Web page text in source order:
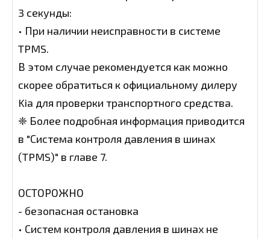
3 секунды:
• При наличии неисправности в системе
TPMS.
В этом случае рекомендуется как можно
скорее обратиться к официальному дилеру
Kia для проверки транспортного средства.
❈ Более подробная информация приводится
в "Система контроля давления в шинах
(TPMS)" в главе 7.
ОСТОРОЖНО
- безопасная остановка
• Систем контроля давления в шинах не